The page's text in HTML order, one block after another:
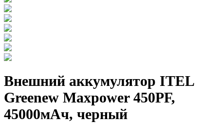
Внешний аккумулятор ITEL
Greenew Maxpower 450PF,
45000мAч, черный